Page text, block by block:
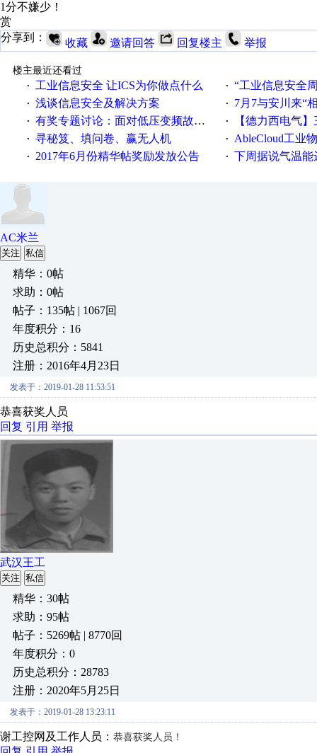
1分不嫌少！
赏
分享到：
收藏 邀请回答 回复楼主 举报
楼主最近还看过
·
工业信息安全 让ICS为你做点什么 · “工业信息安全周之我见”
· 浅谈信息安全及解决方案 · 7月7与安川来“
· 有奖专题讨论：面对低压变频故障，老手是这样解决的！ · 【德力西电气】三
· 寻秘笈、填问卷、赢无人机 · AbleCloud工业物联
· 2017年6月份精华帖奖励发放公告 · 下周据说气温能
AC米兰
关注 私信
精华：0帖
求助：0帖
帖子：135帖 | 1067回
年度积分：16
历史总积分：5841
注册：2016年4月23日
发表于：2019-01-28 11:53:51
恭喜获奖人员
回复 引用 举报
武汉王工
关注 私信
精华：30帖
求助：95帖
帖子：5269帖 | 8770回
年度积分：0
历史总积分：28783
注册：2020年5月25日
发表于：2019-01-28 13:23:11
谢工控网及工作人员： 恭喜获奖人员！